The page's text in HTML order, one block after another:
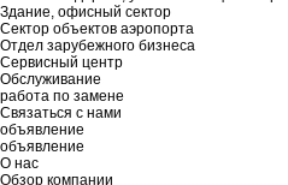
Здание, офисный сектор
Сектор объектов аэропорта
Отдел зарубежного бизнеса
Сервисный центр
Обслуживание
работа по замене
Связаться с нами
объявление
объявление
О нас
Обзор компании